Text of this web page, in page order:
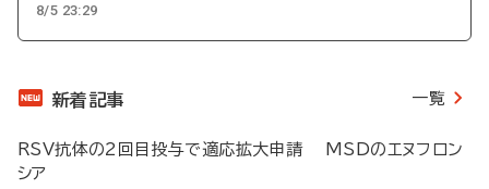
8/5 23:29
新着記事 一覧
RSV抗体の2回目投与で適応拡大申請 MSDのエヌフロン
シア